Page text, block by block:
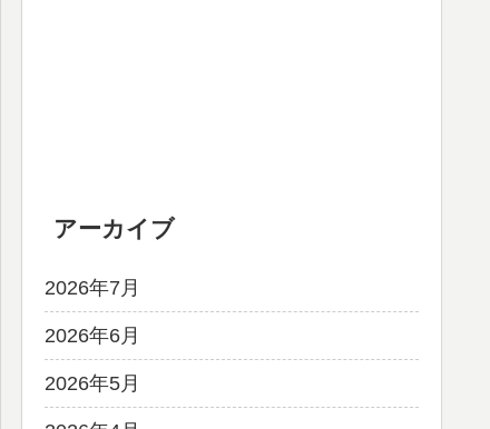
アーカイブ
2026年7月
2026年6月
2026年5月